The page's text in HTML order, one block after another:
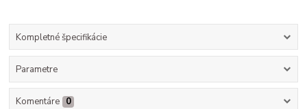
Kompletné špecifikácie
Parametre
Komentáre 0